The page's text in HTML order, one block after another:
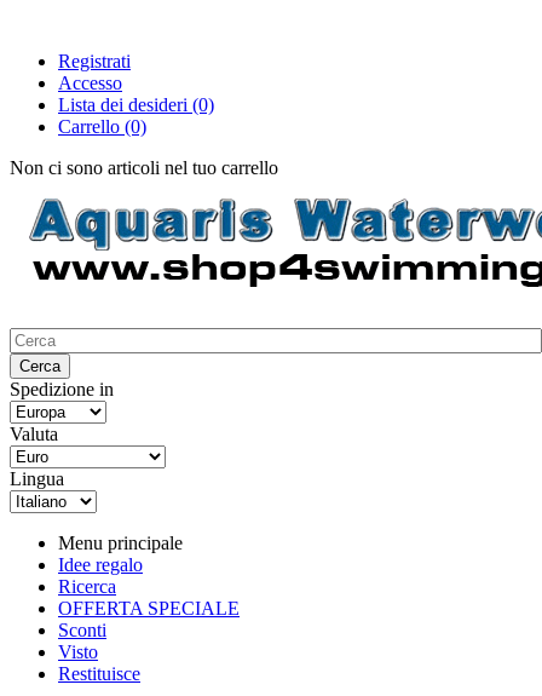
Registrati
Accesso
Lista dei desideri (0)
Carrello (0)
Non ci sono articoli nel tuo carrello
Spedizione in
Valuta
Lingua
Menu principale
Idee regalo
Ricerca
OFFERTA SPECIALE
Sconti
Visto
Restituisce